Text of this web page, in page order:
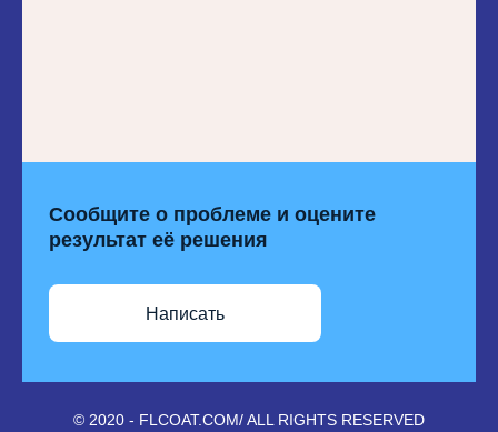
Сообщите о проблеме и оцените
результат её решения
Написать
© 2020 - FLCOAT.COM/ ALL RIGHTS RESERVED